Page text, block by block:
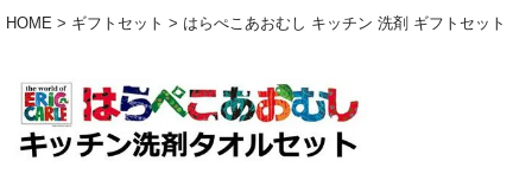
HOME ギフトセット はらぺこあおむし キッチン 洗剤 ギフトセット